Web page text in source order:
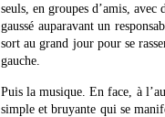
seuls, en groupes d’amis, avec
gaussé auparavant un
sort au grand jour pour se
gauche.
Puis la musique. En face, à
simple et bruyante qui se